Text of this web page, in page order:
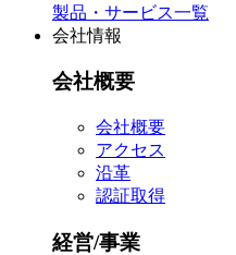
製品・サービス一覧
会社情報
会社概要
会社概要
アクセス
沿革
認証取得
経営/事業